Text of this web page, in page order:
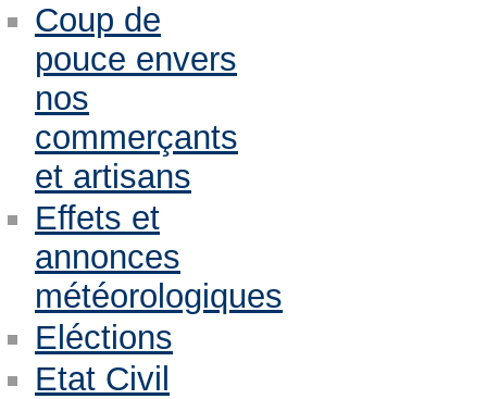
Coup de
pouce envers
nos
commerçants
et artisans
Effets et
annonces
météorologiques
Eléctions
Etat Civil